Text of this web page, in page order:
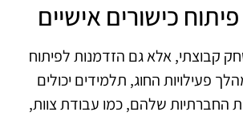
כישורים אישיים
קבוצתי, אלא גם הזדמנות לפיתוח
פעילויות החוג, תלמידים יכולים
החברתיות שלהם, כמו עבודת צוות,